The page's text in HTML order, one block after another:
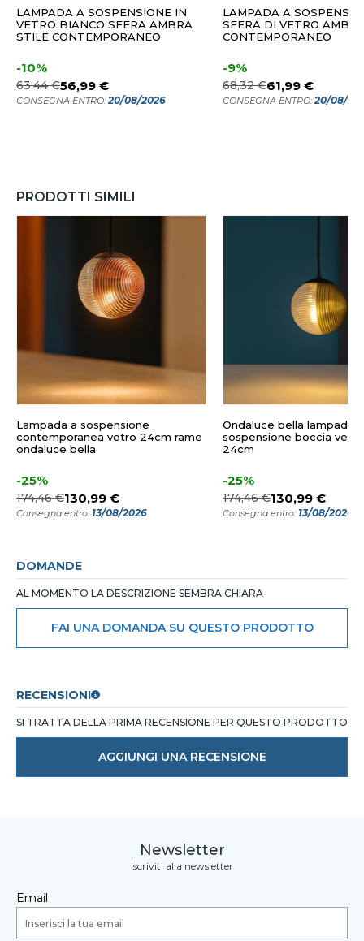
LAMPADA A SOSPENSIONE IN
VETRO BIANCO SFERA AMBRA
STILE CONTEMPORANEO
-10%
63,44 €56,99 €
CONSEGNA ENTRO:20/08/2026
LAMPADA A
SFERA DI VETRO
CONTEMPORANEO
-9%
68,32 €61,99 €
CONSEGNA ENTRO:20/08/
PRODOTTI SIMILI
Lampada a sospensione
contemporanea vetro 24cm rame
ondaluce bella
-25%
174,46 €130,99 €
Consegna entro: 13/08/2026
Ondaluce bella lampada a
sospensione boccia
24cm
-25%
174,46 €130,99 €
Consegna entro: 13/08/2026
DOMANDE
AL MOMENTO LA DESCRIZIONE SEMBRA CHIARA
FAI UNA DOMANDA SU QUESTO PRODOTTO
RECENSIONI
SI TRATTA DELLA PRIMA RECENSIONE PER QUESTO PRODOTTO
AGGIUNGI UNA RECENSIONE
Newsletter
Iscriviti alla newsletter
Email